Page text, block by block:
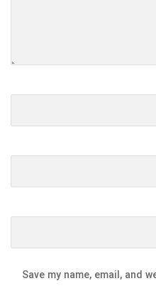
Save my name, email, and